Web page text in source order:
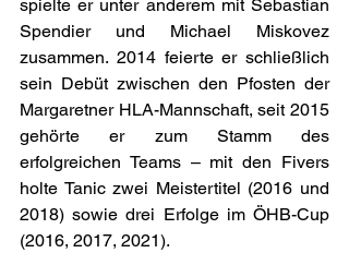
spielte er unter anderem mit Sebastian
Spendier und Michael Miskovez
zusammen. 2014 feierte er schließlich
sein Debüt zwischen den Pfosten der
Margaretner HLA-Mannschaft, seit 2015
gehörte er zum Stamm des
erfolgreichen Teams – mit den Fivers
holte Tanic zwei Meistertitel (2016 und
2018) sowie drei Erfolge im ÖHB-Cup
(2016, 2017, 2021).